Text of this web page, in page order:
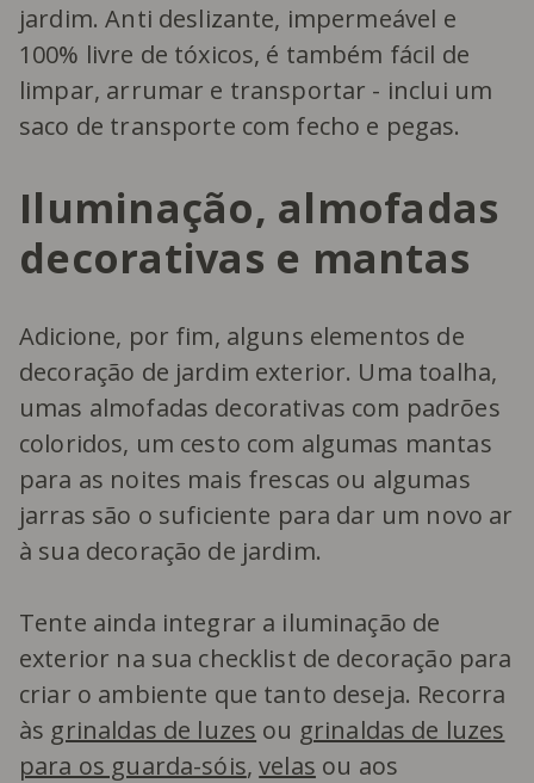
jardim. Anti deslizante, impermeável e
100% livre de tóxicos, é também fácil de
limpar, arrumar e transportar - inclui um
saco de transporte com fecho e pegas.
Iluminação, almofadas
decorativas e mantas
Adicione, por fim, alguns elementos de
decoração de jardim exterior. Uma toalha,
umas almofadas decorativas com padrões
coloridos, um cesto com algumas mantas
para as noites mais frescas ou algumas
jarras são o suficiente para dar um novo ar
à sua decoração de jardim.
Tente ainda integrar a iluminação de
exterior na sua checklist de decoração para
criar o ambiente que tanto deseja. Recorra
às grinaldas de luzes ou grinaldas de luzes
para os guarda-sóis,velas ou aos